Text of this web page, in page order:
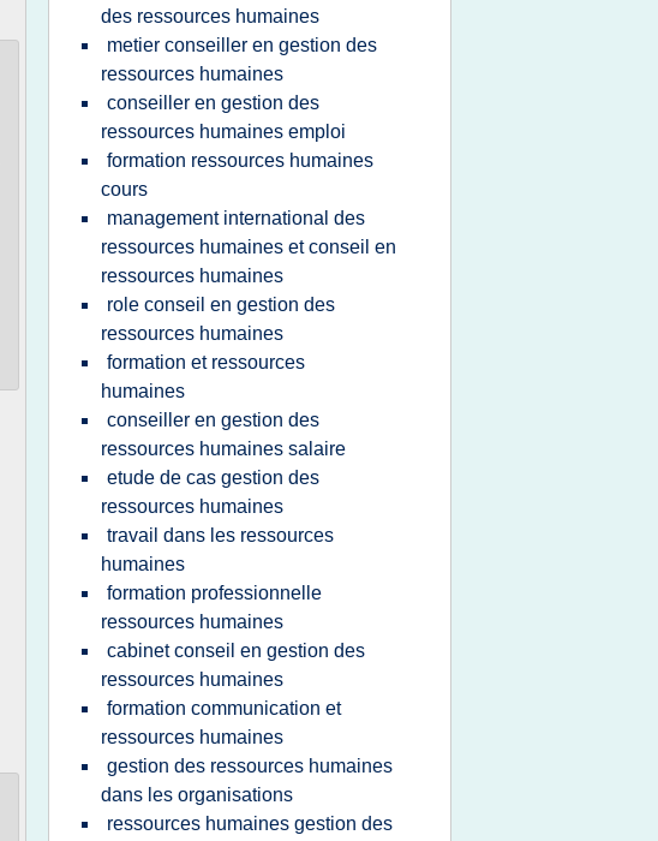
des ressources humaines
metier conseiller en gestion des
ressources humaines
conseiller en gestion des
ressources humaines emploi
formation ressources humaines
cours
management international des
ressources humaines et conseil en
ressources humaines
role conseil en gestion des
ressources humaines
formation et ressources
humaines
conseiller en gestion des
ressources humaines salaire
etude de cas gestion des
ressources humaines
travail dans les ressources
humaines
formation professionnelle
ressources humaines
cabinet conseil en gestion des
ressources humaines
formation communication et
ressources humaines
gestion des ressources humaines
dans les organisations
ressources humaines gestion des